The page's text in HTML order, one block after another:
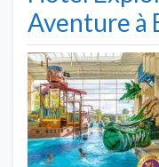
Aventure à